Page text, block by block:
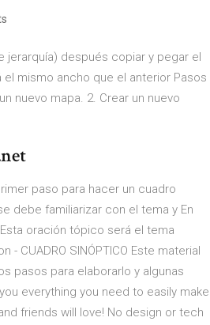
jerarquía) después copiar y pegar el
mismo ancho que el anterior Pasos
nuevo mapa. 2. Crear un nuevo
paso para hacer un cuadro
debe familiarizar con el tema y En
oración tópico será el tema
CUADRO SINÓPTICO Este material
pasos para elaborarlo y algunas
everything you need to easily make
friends will love! No design or tech